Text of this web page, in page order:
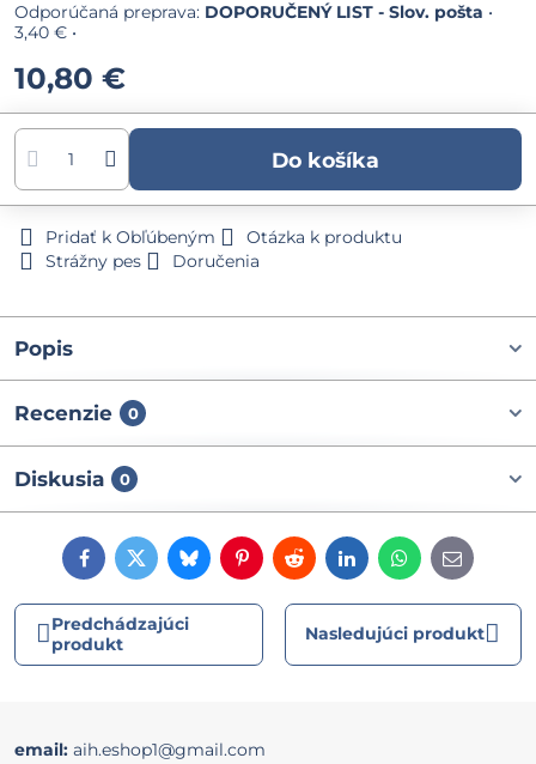
DOPORUČENÝ LIST - Slov. pošta •
3,40 € •
10,80 €
Do košíka
Pridať k Obľúbeným
Otázka k produktu
Strážny pes
Doručenia
Popis
Recenzie 0
Diskusia 0
FacebookTwitterBlueskyPinterestRedditLinkedInWhatsApp
E-
mail
Predchádzajúci
produkt
Nasledujúci produkt
email: aih.eshop1@gmail.com